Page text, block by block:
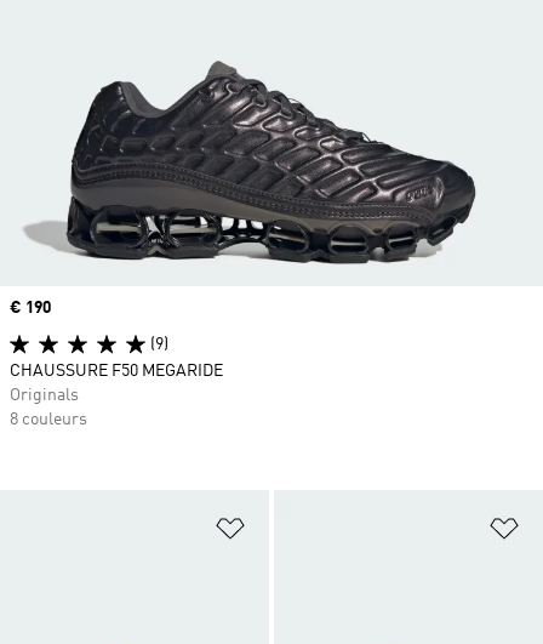
Ajouter à la Liste de produits
Prix
€ 190
(9)
CHAUSSURE F50 MEGARIDE
Originals
8 couleurs